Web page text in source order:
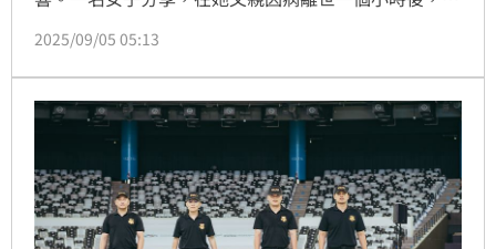
別，讓全家人淚崩，感嘆這隻貓咪彷彿是為了陪伴父
弦，也再次證明了人類與動物之間那份超越言語、難以
言喻的深厚情感。
2025/09/05 05:13